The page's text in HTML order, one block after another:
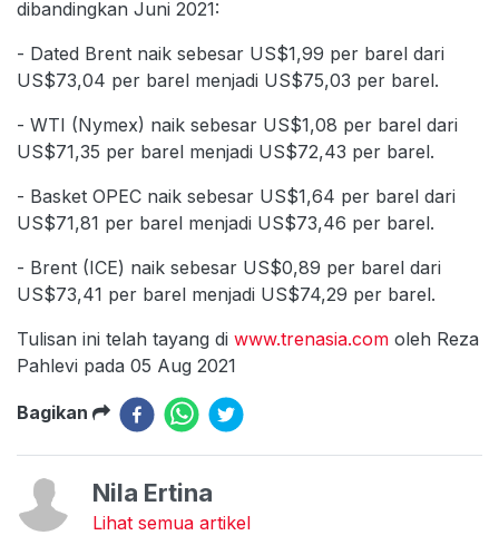
dibandingkan Juni 2021:
- Dated Brent naik sebesar US$1,99 per barel dari
US$73,04 per barel menjadi US$75,03 per barel.
- WTI (Nymex) naik sebesar US$1,08 per barel dari
US$71,35 per barel menjadi US$72,43 per barel.
- Basket OPEC naik sebesar US$1,64 per barel dari
US$71,81 per barel menjadi US$73,46 per barel.
- Brent (ICE) naik sebesar US$0,89 per barel dari
US$73,41 per barel menjadi US$74,29 per barel.
Tulisan ini telah tayang di www.trenasia.com oleh Reza
Pahlevi pada 05 Aug 2021
Bagikan
Nila Ertina
Lihat semua artikel